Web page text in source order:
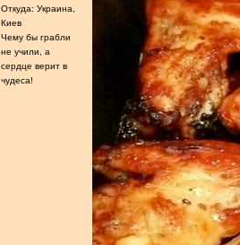
Откуда: Украина,
Киев
Чему бы грабли
не учили, а
сердце верит в
чудеса!